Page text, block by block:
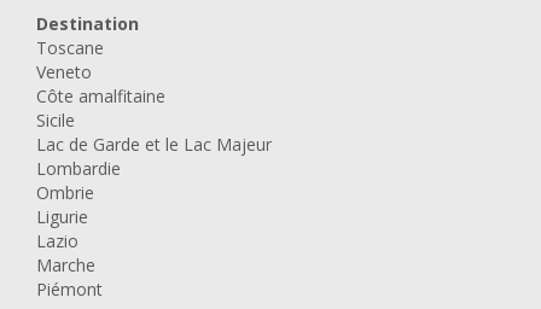
Destination
Toscane
Veneto
Côte amalfitaine
Sicile
Lac de Garde et le Lac Majeur
Lombardie
Ombrie
Ligurie
Lazio
Marche
Piémont